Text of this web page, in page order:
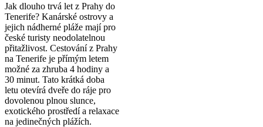
Jak dlouho trvá let z Prahy do
Tenerife? Kanárské ostrovy a
jejich nádherné pláže mají pro
české turisty neodolatelnou
přitažlivost. Cestování z Prahy
na Tenerife je přímým letem
možné za zhruba 4 hodiny a
30 minut. Tato krátká doba
letu otevírá dveře do ráje pro
dovolenou plnou slunce,
exotického prostředí a relaxace
na jedinečných plážích.